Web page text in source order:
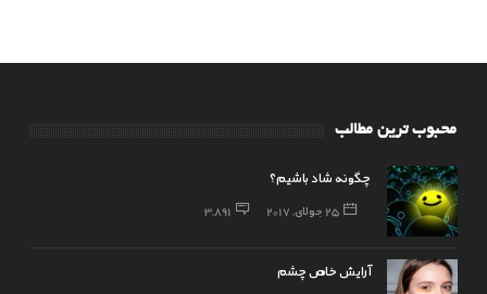
محبوب ترین مطالب
چگونه شاد باشیم؟
25 جولای, 2017 3,891
آرایش خاص چشم